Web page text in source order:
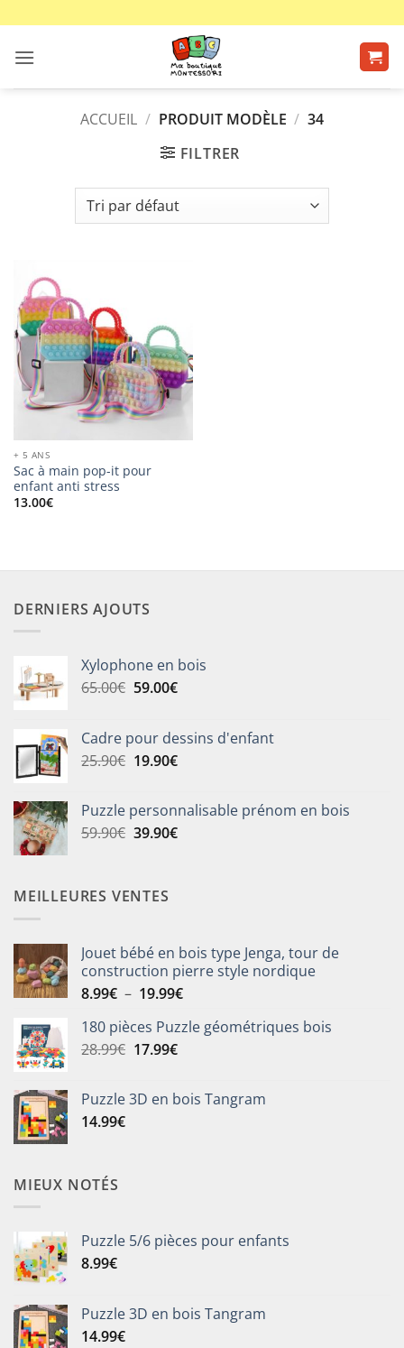
contenu
ACCUEIL / PRODUIT MODÈLE / 34
FILTRER
+ 5 ANS
Sac à main pop-it pour
enfant anti stress
13.00€
DERNIERS AJOUTS
Xylophone en bois
65.00€ Le
était :
65.00€.
59.00€Le
est :
59.00€.
Cadre pour dessins d'enfant
25.90€ Le
était :
25.90€.
19.90€Le
est :
19.90€.
Puzzle personnalisable prénom en bois
59.90€ Le
était :
59.90€.
39.90€Le
MEILLEURES VENTES
Jouet bébé en bois type Jenga, tour de
construction pierre style nordique
8.99€ – 19.99€Plage
prix :
180 pièces Puzzle géométriques bois
28.99€ Le
était :
17.99€Le
est :
Puzzle 3D en bois Tangram
14.99€
MIEUX NOTÉS
Puzzle 5/6 pièces pour enfants
8.99€
Puzzle 3D en bois Tangram
14.99€